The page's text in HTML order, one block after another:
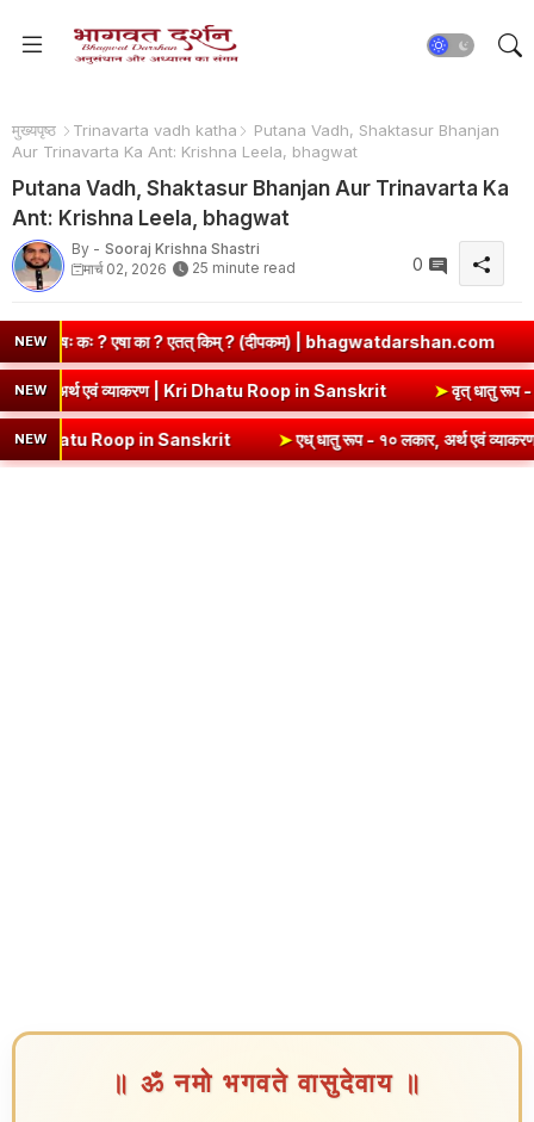
मुख्यपृष्ठ Trinavarta vadh katha
Putana Vadh, Shaktasur Bhanjan
Aur Trinavarta Ka Ant: Krishna Leela, bhagwat
Putana Vadh, Shaktasur Bhanjan Aur Trinavarta Ka
Ant: Krishna Leela, bhagwat
By - Sooraj Krishna Shastri
मार्च 02, 2026
25 minute read 0
NEW
? (दीपकम) | bhagwatdarshan.com ➤Class 6 Sanskrit
NEW
➤कृ धातु रूप (उभयपदी) - १० लकार, अर्थ एवं व्याकरण | Kri Dhatu Roop in
NEW ➤एध् धातु रूप - १० लकार, अर्थ एवं व्याकरण | Edh Dhatu Roop
॥ ॐ नमो भगवते वासुदेवाय ॥